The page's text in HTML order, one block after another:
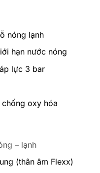
nóng lạnh
hạn nước nóng
lực 3 bar
oxy hóa
– lạnh
(thân âm Flexx)